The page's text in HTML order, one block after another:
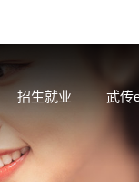
招生就业 武传